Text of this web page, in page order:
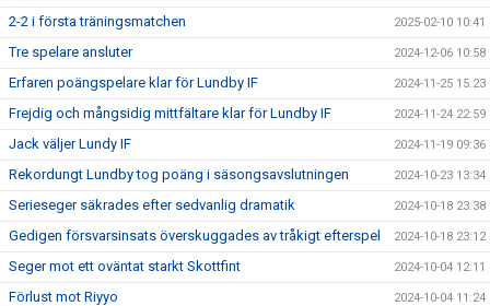
2-2 i första träningsmatchen 2025-02-10 10:41
Tre spelare ansluter 2024-12-06 10:58
Erfaren poängspelare klar för Lundby IF 2024-11-25 15:23
Frejdig och mångsidig mittfältare klar för Lundby IF 2024-11-24 22:59
Jack väljer Lundy IF 2024-11-19 09:36
Rekordungt Lundby tog poäng i säsongsavslutningen 2024-10-23 13:34
Serieseger säkrades efter sedvanlig dramatik 2024-10-18 23:38
Gedigen försvarsinsats överskuggades av tråkigt efterspel 2024-10-18 23:12
Seger mot ett oväntat starkt Skottfint 2024-10-04 12:11
Förlust mot Riyyo 2024-10-04 11:24